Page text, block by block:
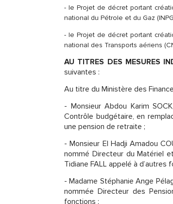
- le Projet de décret portant
national du Pétrole et du Gaz
- le Projet de décret portant
national des Transports aériens
AU TITRES DES MESURES
suivantes :
Au titre du Ministère des
- Monsieur Abdou Karim
Contrôle budgétaire, en
une pension de retraite ;
- Monsieur El Hadji Amadou
nommé Directeur du Matériel
Tidiane FALL appelé à d’autres
- Madame Stéphanie Ange
nommée Directeur des
fonctions ;